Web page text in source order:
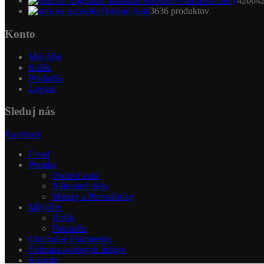
Osobné Autá3636 produktov
Konto
Môj účet
Košík
Pokladňa
Logout
Sleduj nás
Facebook
Úvod
Ponuka
Osobné autá
Náhradné diely
Motory a Prevodovky
Môj účet
Košík
Pokladňa
Obchodné Podmienky
Ochrana osobných údajov
Kontakt